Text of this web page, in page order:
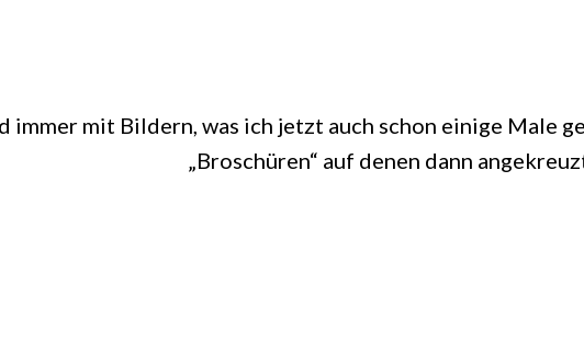
immer mit Bildern, was ich jetzt auch schon einige Male
„Broschüren“ auf denen dann